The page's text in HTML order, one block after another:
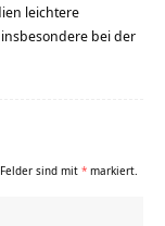
leichtere
bei der
sind mit * markiert.